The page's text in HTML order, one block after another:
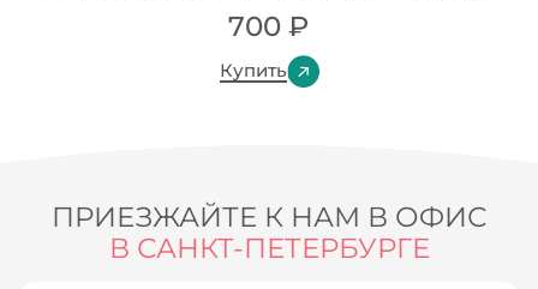
700 ₽
Купить
ПРИЕЗЖАЙТЕ К НАМ В ОФИС
В САНКТ-ПЕТЕРБУРГЕ